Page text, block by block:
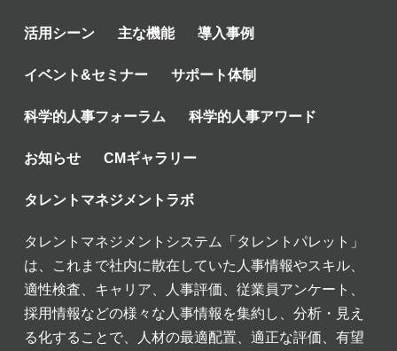
活用シーン 主な機能 導入事例
イベント&セミナー サポート体制
科学的人事フォーラム 科学的人事アワード
お知らせ CMギャラリー
タレントマネジメントラボ
タレントマネジメントシステム「タレントパレット」
は、これまで社内に散在していた人事情報やスキル、
適性検査、キャリア、人事評価、従業員アンケート、
採用情報などの様々な人事情報を集約し、分析・見え
る化することで、人材の最適配置、適正な評価、有望